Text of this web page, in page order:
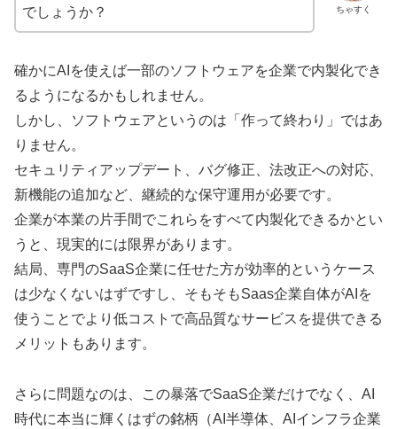
ちゃすく
でしょうか？
確かにAIを使えば一部のソフトウェアを企業で内製化でき
るようになるかもしれません。
しかし、ソフトウェアというのは「作って終わり」ではあ
りません。
セキュリティアップデート、バグ修正、法改正への対応、
新機能の追加など、継続的な保守運用が必要です。
企業が本業の片手間でこれらをすべて内製化できるかとい
うと、現実的には限界があります。
結局、専門のSaaS企業に任せた方が効率的というケース
は少なくないはずですし、そもそもSaas企業自体がAIを
使うことでより低コストで高品質なサービスを提供できる
メリットもあります。
さらに問題なのは、この暴落でSaaS企業だけでなく、AI
時代に本当に輝くはずの銘柄（AI半導体、AIインフラ企業